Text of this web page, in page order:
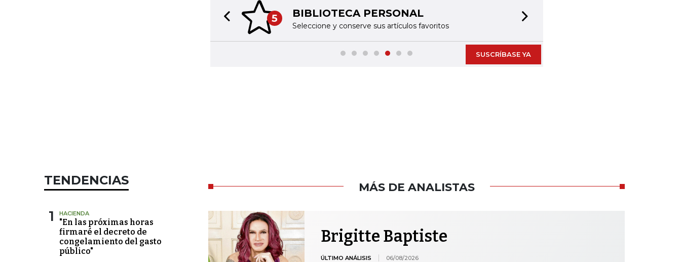
5 BIBLIOTECA PERSONAL
Seleccione y conserve sus artículos favoritos
Previous slide
SUSCRÍBASE YA
TENDENCIAS
1 HACIENDA
"En las próximas horas
firmaré el decreto de
congelamiento del gasto
público"
MÁS DE ANALISTAS
Brigitte Baptiste
ÚLTIMO ANÁLISIS 06/08/2026